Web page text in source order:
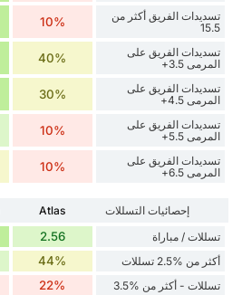
تسديدات الفريق أكثر من
15.5
10%
تسديدات الفريق على
المرمى 3.5+
40%
تسديدات الفريق على
المرمى 4.5+
30%
تسديدات الفريق على
المرمى 5.5+
10%
تسديدات الفريق على
المرمى 6.5+
10%
إحصائيات التسللات Atlas
تسللات / مباراة
2.56
أكثر من %2.5 تسللات 44%
تسللات - أكثر من %3.5 22%